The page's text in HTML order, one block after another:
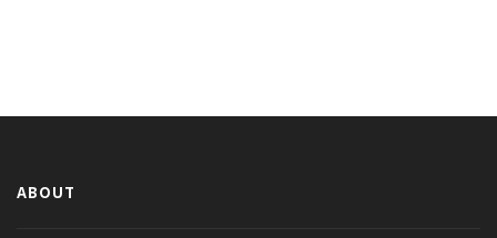
ABOUT